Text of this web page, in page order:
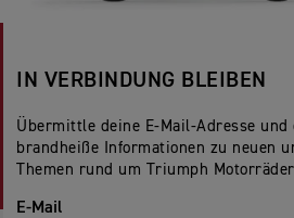
IN VERBINDUNG BLEIBEN
Übermittle deine E-Mail-Adresse und
brandheiße Informationen zu neuen
Themen rund um Triumph
E-Mail